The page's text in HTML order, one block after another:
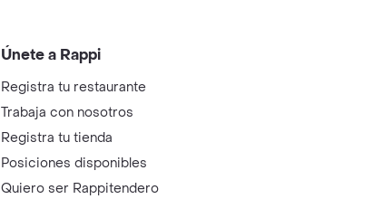
Únete a Rappi
Registra tu restaurante
Trabaja con nosotros
Registra tu tienda
Posiciones disponibles
Quiero ser Rappitendero